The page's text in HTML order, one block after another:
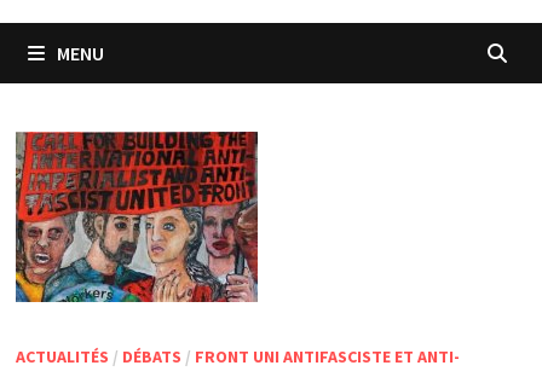
MENU
ACTUALITÉS / DÉBATS / FRONT UNI ANTIFASCISTE ET ANTI-